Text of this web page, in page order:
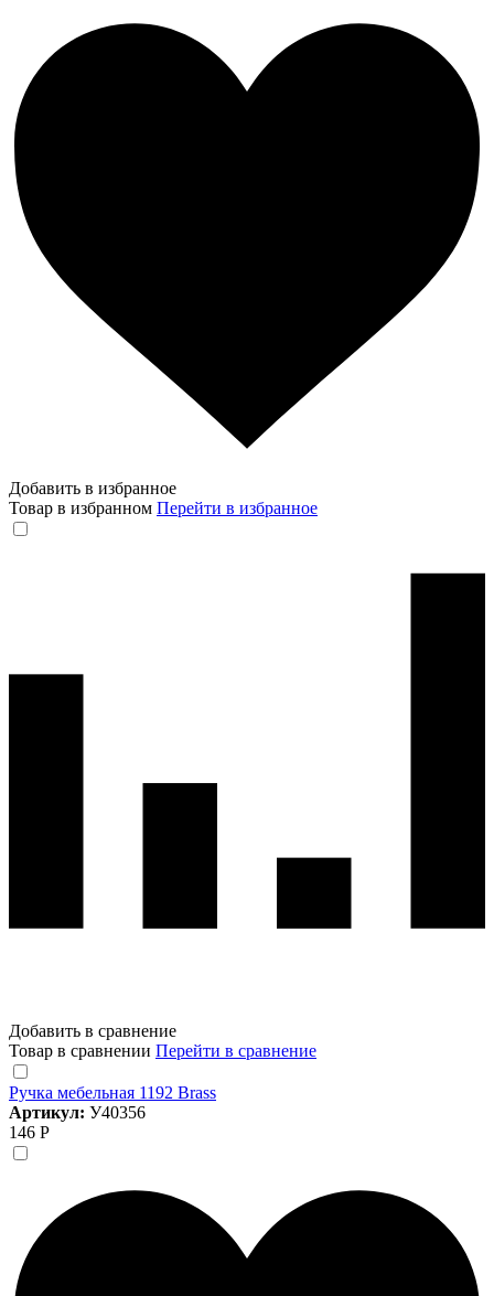
Добавить в избранное
Товар в избранном Перейти в избранное
Добавить в сравнение
Товар в сравнении Перейти в сравнение
Ручка мебельная 1192 Brass
Артикул: У40356
146 Р